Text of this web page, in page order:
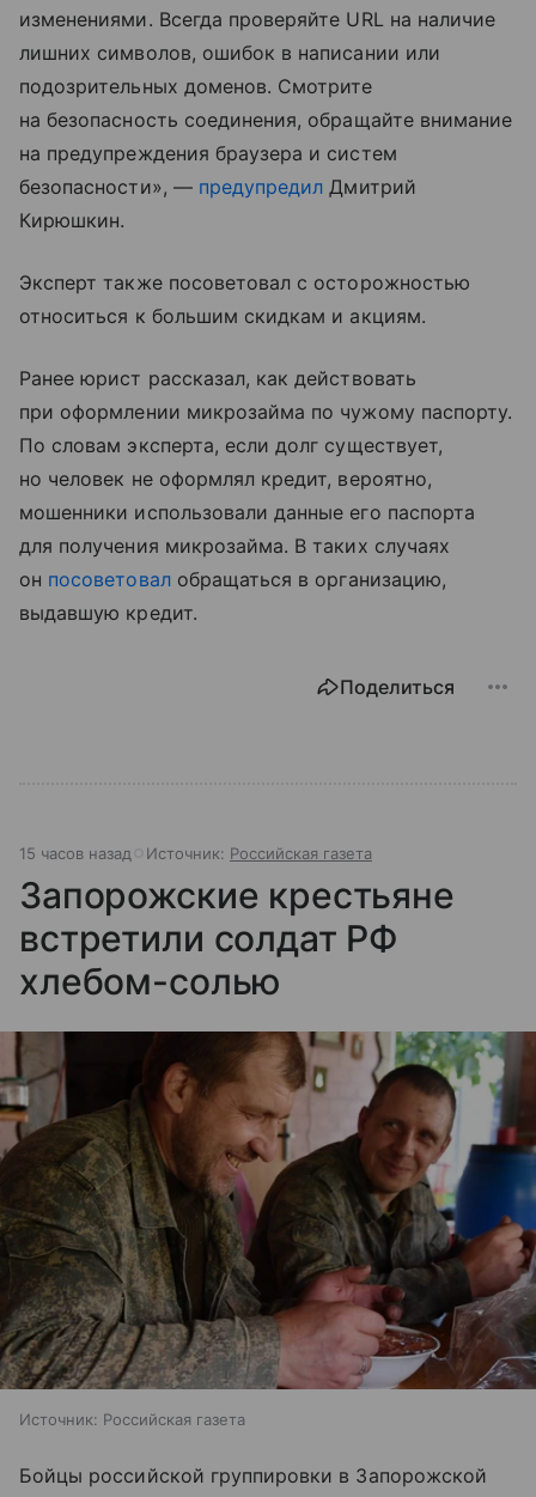
изменениями. Всегда проверяйте URL на наличие
лишних символов, ошибок в написании или
подозрительных доменов. Смотрите
на безопасность соединения, обращайте внимание
на предупреждения браузера и систем
безопасности», — предупредил Дмитрий
Кирюшкин.
Эксперт также посоветовал с осторожностью
относиться к большим скидкам и акциям.
Ранее юрист рассказал, как действовать
при оформлении микрозайма по чужому паспорту.
По словам эксперта, если долг существует,
но человек не оформлял кредит, вероятно,
мошенники использовали данные его паспорта
для получения микрозайма. В таких случаях
он посоветовалобращаться в организацию,
выдавшую кредит.
Поделиться
15 часов назад Источник: Российская газета
Запорожские крестьяне
встретили солдат РФ
хлебом-солью
Источник: Российская газета
Бойцы российской группировки в Запорожской